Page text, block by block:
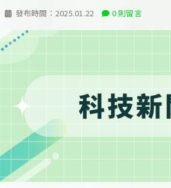
發布時間： 2025.01.22 0 則留言